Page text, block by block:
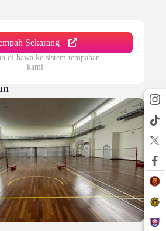
Sekarang
di bawa ke sistem tempahan
kami